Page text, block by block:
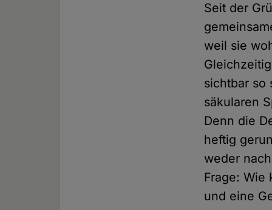
Seit der
weil sie
sichtbar so
säkularen
Denn die
heftig
weder
Frage:
und eine